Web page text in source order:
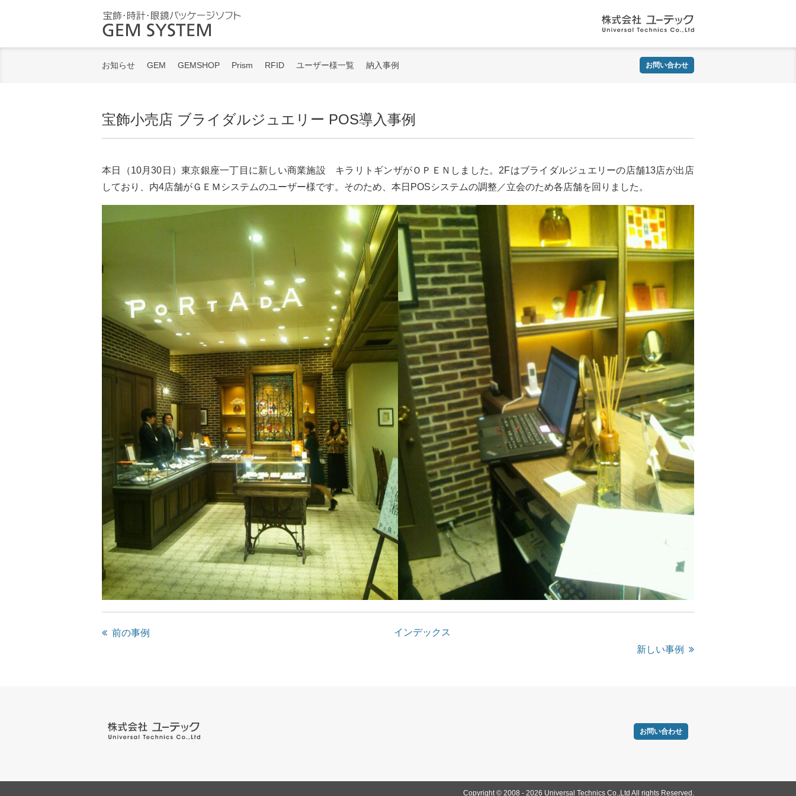
お知らせ GEM GEMSHOP Prism RFID ユーザー様一覧 納入事例 お問い合わせ
宝飾小売店 ブライダルジュエリー POS導入事例
本日（10月30日）東京銀座一丁目に新しい商業施設 キラリトギンザがＯＰＥＮしました。2Fはブライダルジュエリーの店舗13店が出店
しており、内4店舗がＧＥＭシステムのユーザー様です。そのため、本日POSシステムの調整／立会のため各店舗を回りました。
前の事例
インデックス
新しい事例
お問い合わせ
Copyright © 2008 - 2026 Universal Technics Co.,Ltd All rights Reserved.